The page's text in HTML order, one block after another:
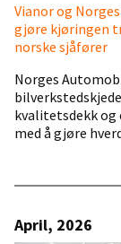
Vianor og
gjøre kjøringen
norske sjåfører
Norges
kvalitetsdekk og
med å gjøre
April, 2026